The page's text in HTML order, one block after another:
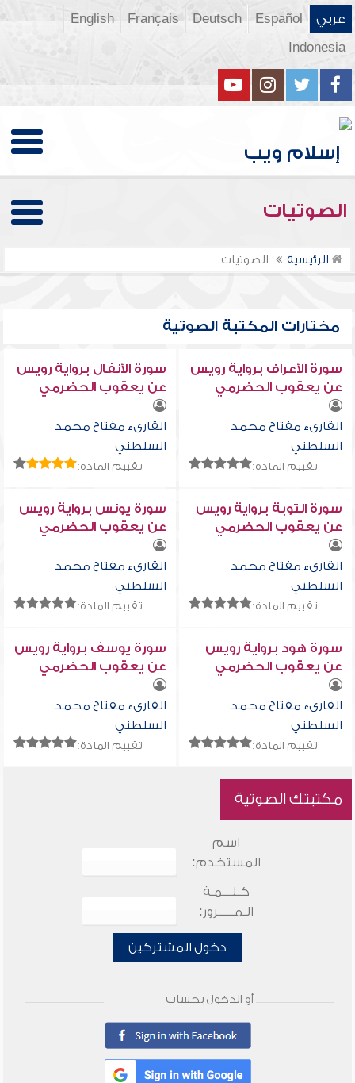
عربي Español
Deutsch
Français
English
Indonesia
الصوتيات
الرئيسية الصوتيات
مختارات المكتبة الصوتية
سورة الأعراف برواية رويس
عن يعقوب الحضرمي
القارىء مفتاح محمد
السلطني
تقييم المادة:
سورة الأنفال برواية رويس
عن يعقوب الحضرمي
القارىء مفتاح محمد
السلطني
تقييم المادة:
سورة التوبة برواية رويس
عن يعقوب الحضرمي
القارىء مفتاح محمد
السلطني
تقييم المادة:
سورة يونس برواية رويس
عن يعقوب الحضرمي
القارىء مفتاح محمد
السلطني
تقييم المادة:
سورة هود برواية رويس
عن يعقوب الحضرمي
القارىء مفتاح محمد
السلطني
تقييم المادة:
سورة يوسف برواية رويس
عن يعقوب الحضرمي
القارىء مفتاح محمد
السلطني
تقييم المادة:
مكتبتك الصوتية
اسم
المستخدم:
كـلـــمـة
الـمـــــرور:
دخول المشتركين
أو الدخول بحساب